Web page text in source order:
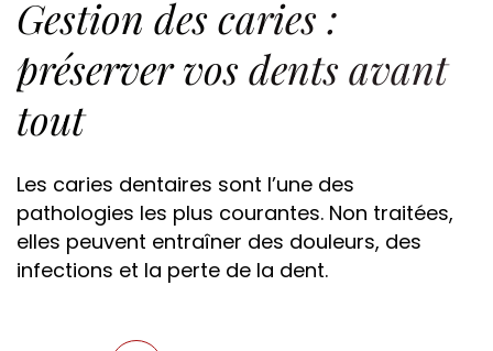
Gestion des caries :
préserver vos dents avant
tout
Les caries dentaires sont l’une des
pathologies les plus courantes. Non traitées,
elles peuvent entraîner des douleurs, des
infections et la perte de la dent.